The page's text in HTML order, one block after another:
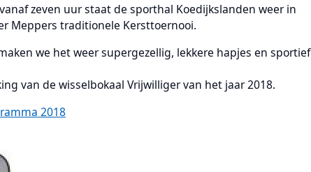
zeven uur staat de sporthal Koedijkslanden weer in
Meppers traditionele Kersttoernooi.
we het weer supergezellig, lekkere hapjes en sportief
van de wisselbokaal Vrijwilliger van het jaar 2018.
2018